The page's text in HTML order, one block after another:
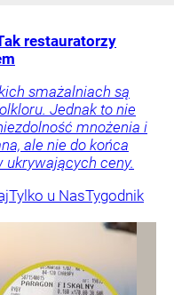
restauratorzy
smażalniach są
Jednak to nie
mnożenia i
ale nie do końca
ceny.
Tylko u NasTygodnik